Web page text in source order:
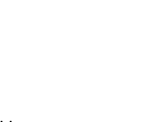
in neuem Fenster.